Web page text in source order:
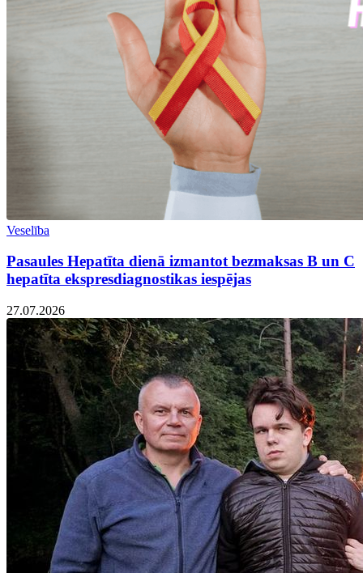
Veselība
Pasaules Hepatīta dienā izmantot bezmaksas B un C
hepatīta ekspresdiagnostikas iespējas
27.07.2026